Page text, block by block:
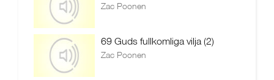
Zac Poonen
69 Guds fullkomliga vilja (2)
Zac Poonen